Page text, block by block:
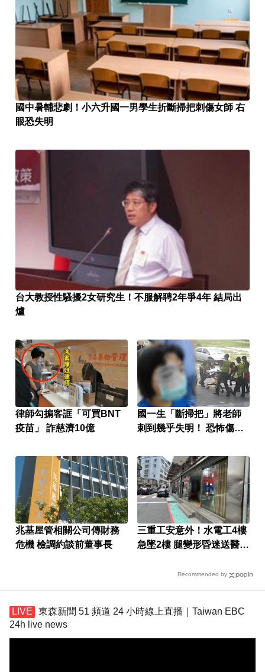
國中暑輔悲劇！小六升國一男學生折斷掃把刺傷女師 右
眼恐失明
台大教授性騷擾2女研究生！不服解聘2年爭4年 結局出
爐
律師勾掮客誆「可買BNT
疫苗」 詐慈濟10億
國一生「斷掃把」將老師
刺到幾乎失明！ 恐怖傷勢
兆基屋管相關公司傳財務
危機 檢調約談前董事長
三重工安意外！水電工4樓
急墜2樓 腿變形昏迷送醫搶
Recommended by
東森新聞 51 頻道 24 小時線上直播｜Taiwan EBC
24h live news